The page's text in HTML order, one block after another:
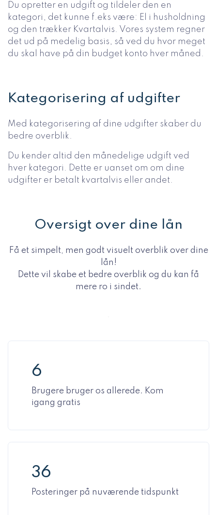
Du opretter en udgift og tildeler den en
kategori, det kunne f.eks være: El i husholdning
og den trækker Kvartalvis. Vores system regner
det ud på medelig basis, så ved du hvor meget
du skal have på din budget konto hver måned.
Kategorisering af udgifter
Med kategorisering af dine udgifter skaber du
bedre overblik.
Du kender altid den månedelige udgift ved
hver kategori. Dette er uanset om om dine
udgifter er betalt kvartalvis eller andet.
Oversigt over dine lån
Få et simpelt, men godt visuelt overblik over dine
lån!
Dette vil skabe et bedre overblik og du kan få
mere ro i sindet.
6
Brugere bruger os allerede. Kom
igang gratis
36
Posteringer på nuværende tidspunkt